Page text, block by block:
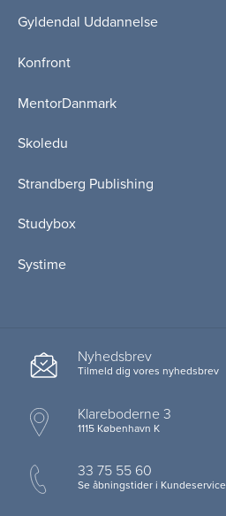
Gyldendal Uddannelse
Konfront
MentorDanmark
Skoledu
Strandberg Publishing
Studybox
Systime
Nyhedsbrev
Tilmeld dig vores nyhedsbrev
Klareboderne 3
1115 København K
33 75 55 60
Se åbningstider i Kundeservice